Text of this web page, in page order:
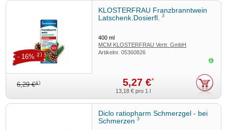
KLOSTERFRAU Franzbranntwein
Latschenk.Dosierfl.3
400ml
MCM KLOSTERFRAU Vertr. GmbH
Artikelnr.05360826
6,29 €4) 5,27 €*
- 16% 2)
13,18 € pro 1 l
Diclo ratiopharm Schmerzgel - bei
Schmerzen3